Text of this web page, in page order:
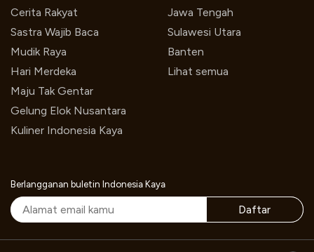
Cerita Rakyat
Sastra Wajib Baca
Mudik Raya
Hari Merdeka
Maju Tak Gentar
Gelung Elok Nusantara
Kuliner Indonesia Kaya
Jawa Tengah
Sulawesi Utara
Banten
Lihat semua
Berlangganan buletin Indonesia Kaya
Daftar